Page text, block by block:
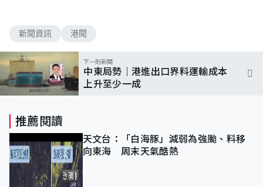
新聞資訊 港聞
下一則新聞
中東局勢｜港進出口界料運輸成本
上升至少一成
推薦閱讀
天文台：「白海豚」減弱為強颱、料移
向東海 周末天氣酷熱